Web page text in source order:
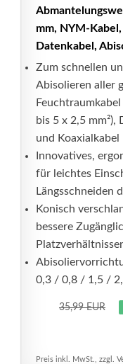
mm, NYM-
Datenkabel,
Zum schnellen
Abisolieren aller
bis 5 x 2,5 mm²),
und Koaxialkabel
Innovatives,
für leichtes
Längsschneiden
Konisch
bessere
0,3 / 0,8 / 1,5 /
35,99 EUR
Preis inkl. MwSt., zzgl.